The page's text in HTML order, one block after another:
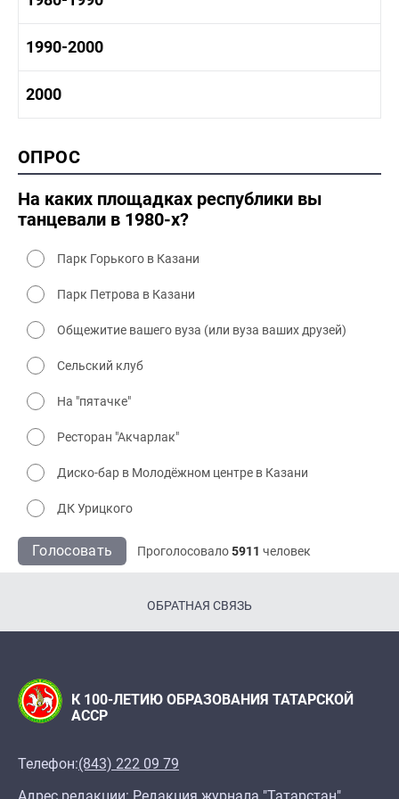
1970-1980 культура
1970 - 1980 быт
1980 -1990 история
1980-1990 культура
1990-2000
1990-2000 культура
2000
2000 промышленность
2000 культура
ОПРОС
На каких площадках республики вы
танцевали в 1980-х?
Парк Горького в Казани
Парк Петрова в Казани
Общежитие вашего вуза (или вуза ваших друзей)
Сельский клуб
На "пятачке"
Ресторан "Акчарлак"
Диско-бар в Молодёжном центре в Казани
ДК Урицкого
Голосовать Проголосовало5911 человек
ОБРАТНАЯ СВЯЗЬ
К 100-ЛЕТИЮ ОБРАЗОВАНИЯ ТАТАРСКОЙ
АССР
Телефон:(843) 222 09 79